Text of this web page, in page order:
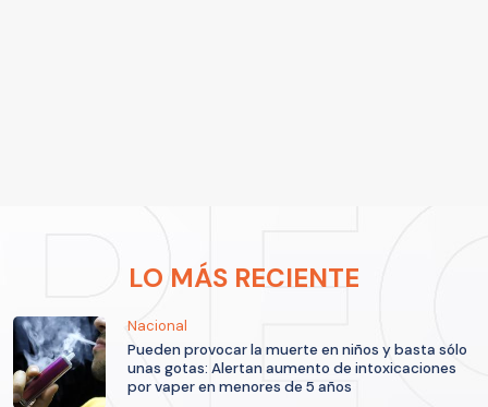
LO MÁS RECIENTE
Nacional
Pueden provocar la muerte en niños y basta sólo
unas gotas: Alertan aumento de intoxicaciones
por vaper en menores de 5 años